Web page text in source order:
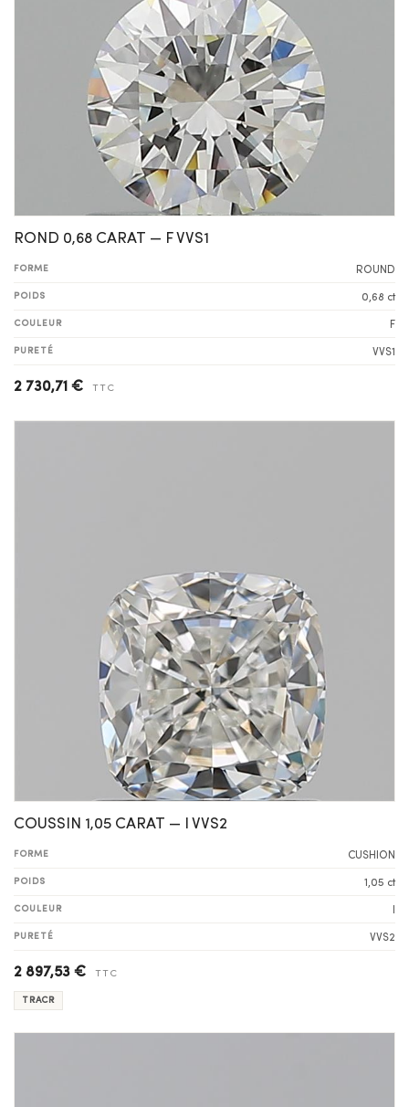
ROND 0,68 CARAT — F VVS1
FORME ROUND
POIDS 0,68 ct
COULEUR F
PURETÉ VVS1
2 730,71 € TTC
COUSSIN 1,05 CARAT — I VVS2
FORME CUSHION
POIDS 1,05 ct
COULEUR
PURETÉ VVS2
2 897,53 € TTC
TRACR